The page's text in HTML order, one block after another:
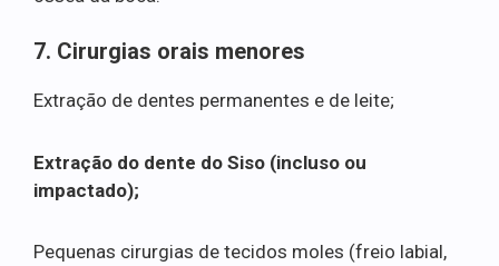
7. Cirurgias orais menores
Extração de dentes permanentes e de leite;
Extração do dente do Siso (incluso ou
impactado);
Pequenas cirurgias de tecidos moles (freio labial,